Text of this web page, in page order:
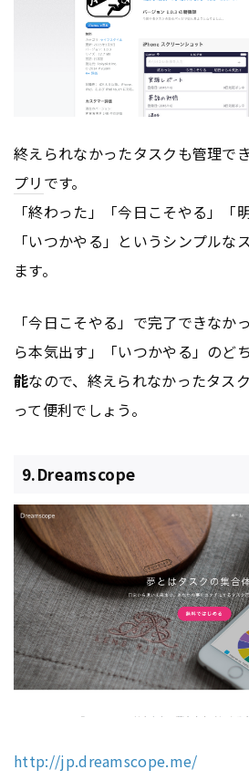
終えられなかったタスクも管理で
プリ です。
「終わった」「今日こそやる」「
「いつかやる」というシンプルな
ます。
「今日こそやる」で完了できなか
ら本気出す」「いつかやる」のど
能なので、終えられなかったタス
って便利でしょう。
9.Dreamscope
http://jp.dreamscope.me/